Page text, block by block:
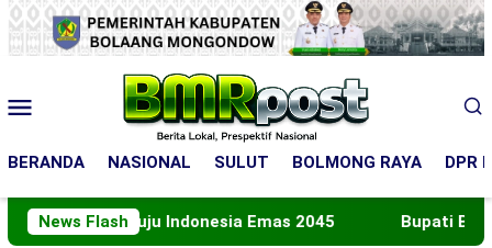
Loncat
ke
konten
Mobile
BERANDA NASIONAL SULUT BOLMONG RAYA DPR
News Flash
Menuju Indonesia Emas 2045 Bupati Boltara